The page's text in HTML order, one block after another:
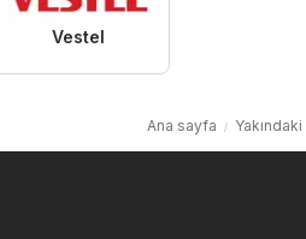
Vestel
Ana sayfa